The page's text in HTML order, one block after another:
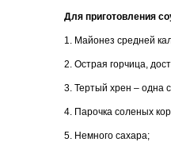
Для приготовления
1. Майонез средней
2. Острая горчица,
3. Тертый хрен – одна
4. Парочка соленых
5. Немного сахара;